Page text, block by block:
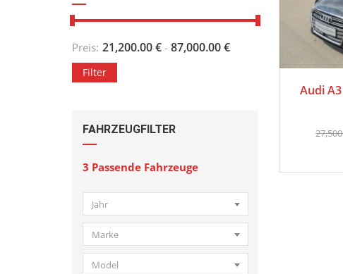
Preis: 21,200.00€ - 87,000.00€
Filter
FAHRZEUGFILTER
3 Passende Fahrzeuge
Jahr
Marke
Model
2019
Audi